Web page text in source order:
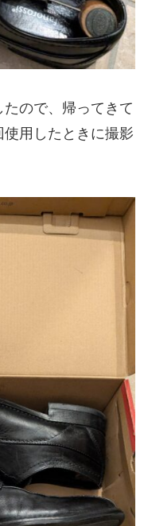
ので、帰ってきて
用したときに撮影